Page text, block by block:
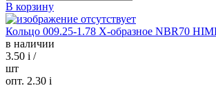
В корзину
Кольцо 009.25-1.78 Х-образное NBR70
в наличии
3.50 i /
шт
опт. 2.30 i